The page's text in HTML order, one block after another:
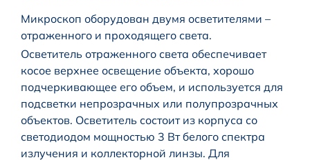
Микроскоп оборудован двумя осветителями –
отраженного и проходящего света.
Осветитель отраженного света обеспечивает
косое верхнее освещение объекта, хорошо
подчеркивающее его объем, и используется для
подсветки непрозрачных или полупрозрачных
объектов. Осветитель состоит из корпуса со
светодиодом мощностью 3 Вт белого спектра
излучения и коллекторной линзы. Для